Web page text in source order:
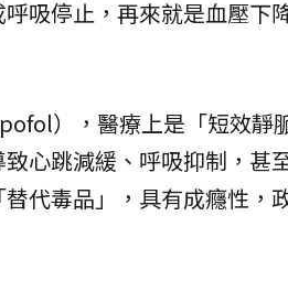
吸停止，再來就是血壓下
），醫療上是「短效靜
心跳減緩、呼吸抑制，甚
替代毒品 」，具有成癮性，